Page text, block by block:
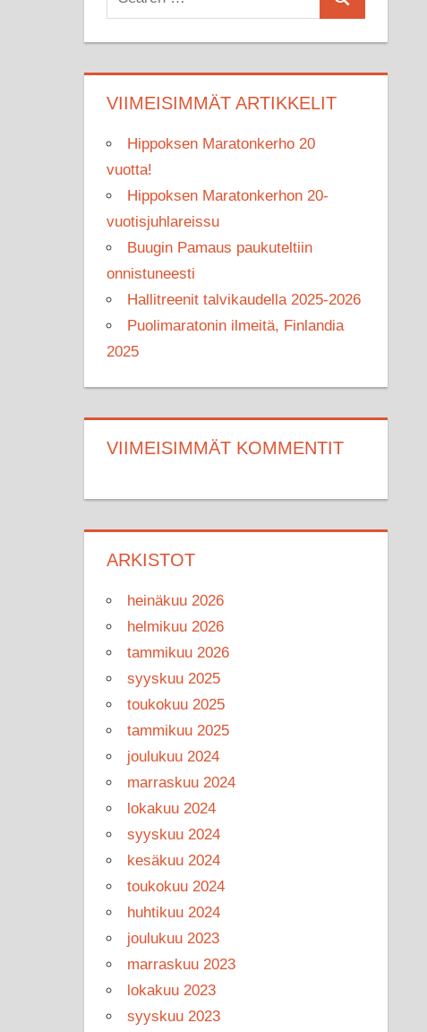
for:
Search
VIIMEISIMMÄT ARTIKKELIT
Hippoksen Maratonkerho 20
vuotta!
Hippoksen Maratonkerhon 20-
vuotisjuhlareissu
Buugin Pamaus paukuteltiin
onnistuneesti
Hallitreenit talvikaudella 2025-2026
Puolimaratonin ilmeitä, Finlandia
2025
VIIMEISIMMÄT KOMMENTIT
ARKISTOT
heinäkuu 2026
helmikuu 2026
tammikuu 2026
syyskuu 2025
toukokuu 2025
tammikuu 2025
joulukuu 2024
marraskuu 2024
lokakuu 2024
syyskuu 2024
kesäkuu 2024
toukokuu 2024
huhtikuu 2024
joulukuu 2023
marraskuu 2023
lokakuu 2023
syyskuu 2023